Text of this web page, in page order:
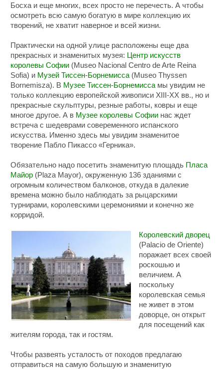
Босха и еще многих, всех просто не перечесть. А чтобы
осмотреть всю самую богатую в мире коллекцию их
творений, не хватит наверное и всей жизни.
Практически на одной улице расположены еще два
прекрасных и знаменитых музея: Центр искусств
королевы Софии (Museo Nacional Centro de Arte Reina
Sofia) и Музей Тиссен-Борнемисса (Museo Thyssen
Bornemisza). В Музее Тиссен-Борнемисса мы увидим не
только коллекцию европейской живописи XIII-XX вв., но и
прекрасные скульптуры, резные работы, ковры и еще
многое другое. А в Музее королевы Софии нас ждет
встреча с шедеврами совеременного испанского
искусства. Именно здесь мы увидим знаменитое
творение Пабло Пикассо «Герника».
Обязательно надо посетить знаменитую площадь Пласа
Майор (Plaza Mayor), окруженную 136 зданиями с
огромным количеством балконов, откуда в далекие
времена можно было наблюдать за рыцарскими
турнирами, королевскими церемониями и конечно же
корридой.
Королевский дворец
(Palacio de Oriente)
поражает всех своей
роскошью и
величием. А
поскольку
королевская семья
не живет в этом
доворце, он открыт
для посещений как
жителям города, так и гостям.
Чтобы развеять усталость от походов предлагаю
отправиться на самую большую и знаменитую